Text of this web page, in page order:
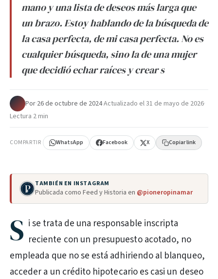
mano y una lista de deseos más larga que
un brazo. Estoy hablando de la búsqueda de
la casa perfecta, de mi casa perfecta. No es
cualquier búsqueda, sino la de una mujer
que decidió echar raíces y crear s
Por·26 de octubre de 2024·Actualizado el31 de mayo de 2026·
Lectura 2 min
COMPARTIR WhatsApp Facebook X Copiar link
TAMBIÉN EN INSTAGRAM
Publicada como Feed y Historia en @pioneropinamar
S i se trata de una responsable inscripta
reciente con un presupuesto acotado, no
empleada que no se está adhiriendo al blanqueo,
acceder a un crédito hipotecario es casi un deseo